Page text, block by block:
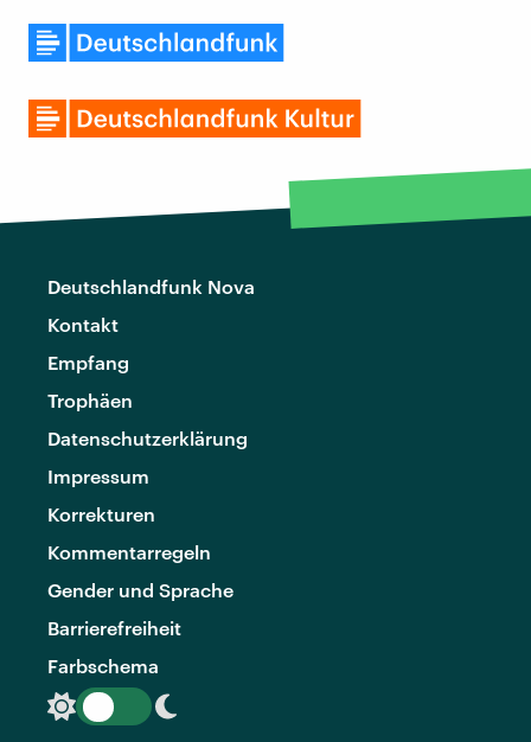
Deutschlandfunk Nova
Kontakt
Empfang
Trophäen
Datenschutzerklärung
Impressum
Korrekturen
Kommentarregeln
Gender und Sprache
Barrierefreiheit
Farbschema